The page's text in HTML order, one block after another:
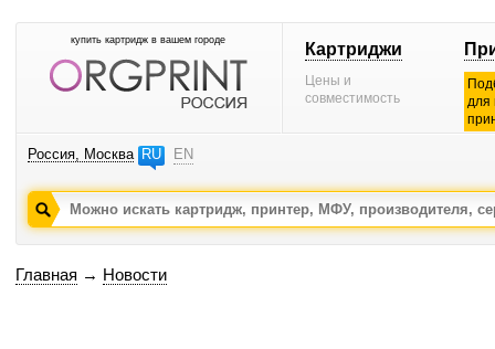
купить картридж в вашем городе Картриджи
Цены и
совместимость
для
Россия, Москва RU EN
Главная → Новости